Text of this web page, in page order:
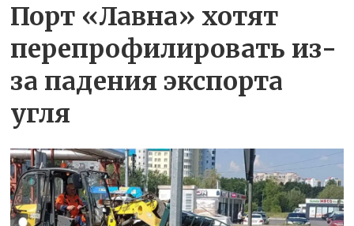
Порт «Лавна» хотят
перепрофилировать из-
за падения экспорта
угля